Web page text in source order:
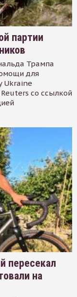
партии
Трампа
для
Ukraine
со ссылкой
пересекал
на